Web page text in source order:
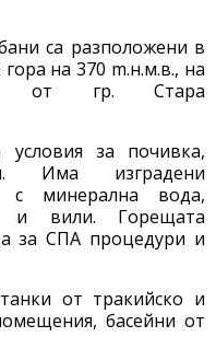
са разположени в
на 370 m.н.м.в., на
от гр. Стара
условия за почивка,
Има изградени
с минерална вода,
и вили. Горещата
за СПА процедури и
от тракийско и
басейни от
и др.